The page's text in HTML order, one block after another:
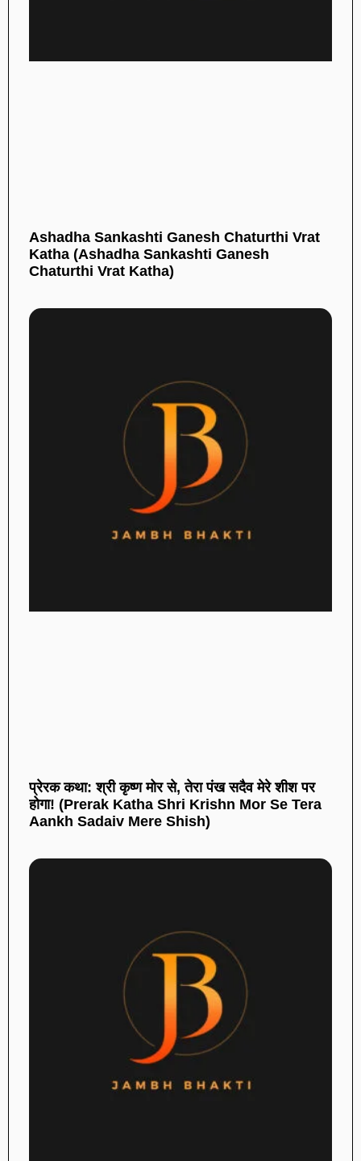
Ashadha Sankashti Ganesh Chaturthi Vrat
Katha (Ashadha Sankashti Ganesh
Chaturthi Vrat Katha)
प्रेरक कथा: श्री कृष्ण मोर से, तेरा पंख सदैव मेरे शीश पर
होगा! (Prerak Katha Shri Krishn Mor Se Tera
Aankh Sadaiv Mere Shish)